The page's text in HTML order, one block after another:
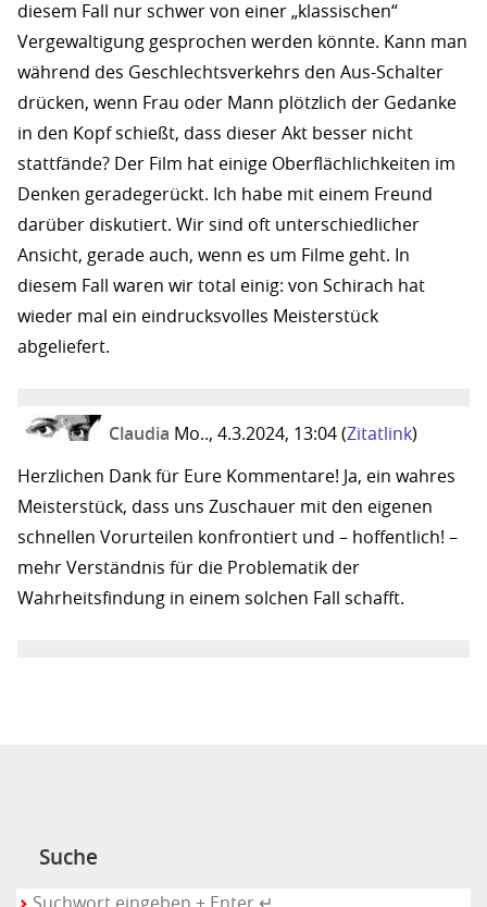
diesem Fall nur schwer von einer „klassischen“
Vergewaltigung gesprochen werden könnte. Kann man
während des Geschlechtsverkehrs den Aus-Schalter
drücken, wenn Frau oder Mann plötzlich der Gedanke
in den Kopf schießt, dass dieser Akt besser nicht
stattfände? Der Film hat einige Oberflächlichkeiten im
Denken geradegerückt. Ich habe mit einem Freund
darüber diskutiert. Wir sind oft unterschiedlicher
Ansicht, gerade auch, wenn es um Filme geht. In
diesem Fall waren wir total einig: von Schirach hat
wieder mal ein eindrucksvolles Meisterstück
abgeliefert.
Claudia Mo.., 4.3.2024, 13:04 (Zitatlink)
Herzlichen Dank für Eure Kommentare! Ja, ein wahres
Meisterstück, dass uns Zuschauer mit den eigenen
schnellen Vorurteilen konfrontiert und – hoffentlich! –
mehr Verständnis für die Problematik der
Wahrheitsfindung in einem solchen Fall schafft.
Suche